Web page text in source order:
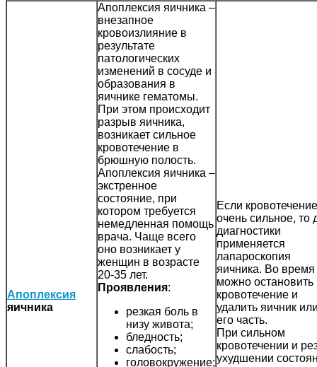
Апоплексия
яичника
Апоплексия яичника –
внезапное
кровоизлияние в
результате
патологических
изменений в сосуде и
образования в
яичнике гематомы.
При этом происходит
разрыв яичника,
возникает сильное
кровотечение в
брюшную полость.
Апоплексия яичника –
экстренное
состояние, при
котором требуется
немедленная помощь
врача. Чаще всего
оно возникает у
женщин в возрасте
20-35 лет.
Проявления:
резкая боль в
низу живота;
бледность;
слабость;
головокружение;
Если
очень сильное, то
диагностики
применяется
лапароскопия
яичника. Во
можно остановить
кровотечение и
удалить яичник
его часть.
При сильном
кровотечении и
ухудшении